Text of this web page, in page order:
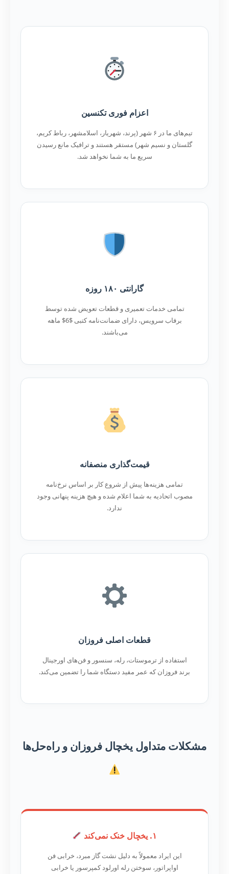
اعزام فوری تکنسین
تیم‌های ما در ۶ شهر (پرند، شهریار، اسلامشهر، رباط کریم،
گلستان و نسیم شهر) مستقر هستند و ترافیک مانع رسیدن
سریع ما به شما نخواهد شد.
گارانتی ۱۸۰ روزه
تمامی خدمات تعمیری و قطعات تعویض شده توسط
برفاب سرویس، دارای ضمانت‌نامه کتبی $6$ ماهه
می‌باشند.
قیمت‌گذاری منصفانه
تمامی هزینه‌ها پیش از شروع کار بر اساس نرخ‌نامه
مصوب اتحادیه به شما اعلام شده و هیچ هزینه پنهانی وجود
ندارد.
قطعات اصلی فروزان
استفاده از ترموستات، رله، سنسور و فن‌های اورجینال
برند فروزان که عمر مفید دستگاه شما را تضمین می‌کند.
مشکلات متداول یخچال فروزان و راه‌حل‌ها
۱. یخچال خنک نمی‌کند
این ایراد معمولاً به دلیل نشت گاز مبرد، خرابی فن
اواپراتور، سوختن رله اورلود کمپرسور یا خرابی